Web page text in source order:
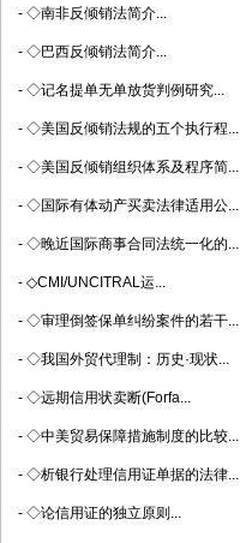
- ◇南非反倾销法简介...
- ◇巴西反倾销法简介...
- ◇记名提单无单放货判例研究...
- ◇美国反倾销法规的五个执行程...
- ◇美国反倾销组织体系及程序简...
- ◇国际有体动产买卖法律适用公...
- ◇晚近国际商事合同法统一化的...
- ◇CMI/UNCITRAL运...
- ◇审理倒签保单纠纷案件的若干...
- ◇我国外贸代理制：历史·现状...
- ◇远期信用状卖断(Forfa...
- ◇中美贸易保障措施制度的比较...
- ◇析银行处理信用证单据的法律...
- ◇论信用证的独立原则...